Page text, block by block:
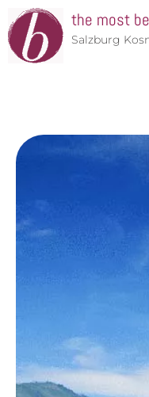
the most
Salzburg